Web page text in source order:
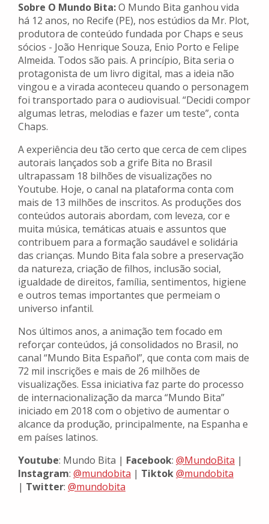
Sobre O Mundo Bita:O Mundo Bita ganhou vida
há 12 anos, no Recife (PE), nos estúdios da Mr. Plot,
produtora de conteúdo fundada por Chaps e seus
sócios - João Henrique Souza, Enio Porto e Felipe
Almeida. Todos são pais. A princípio, Bita seria o
protagonista de um livro digital, mas a ideia não
vingou e a virada aconteceu quando o personagem
foi transportado para o audiovisual. “Decidi compor
algumas letras, melodias e fazer um teste”, conta
Chaps.
A experiência deu tão certo que cerca de cem clipes
autorais lançados sob a grife Bita no Brasil
ultrapassam 18 bilhões de visualizações no
Youtube. Hoje, o canal na plataforma conta com
mais de 13 milhões de inscritos. As produções dos
conteúdos autorais abordam, com leveza, cor e
muita música, temáticas atuais e assuntos que
contribuem para a formação saudável e solidária
das crianças. Mundo Bita fala sobre a preservação
da natureza, criação de filhos, inclusão social,
igualdade de direitos, família, sentimentos, higiene
e outros temas importantes que permeiam o
universo infantil.
Nos últimos anos, a animação tem focado em
reforçar conteúdos, já consolidados no Brasil, no
canal “Mundo Bita Español”, que conta com mais de
72 mil inscrições e mais de 26 milhões de
visualizações. Essa iniciativa faz parte do processo
de internacionalização da marca “Mundo Bita”
iniciado em 2018 com o objetivo de aumentar o
alcance da produção, principalmente, na Espanha e
em países latinos.
Youtube: Mundo Bita | Facebook: @MundoBita |
Instagram: @mundobita | Tiktok@mundobita
| Twitter: @mundobita